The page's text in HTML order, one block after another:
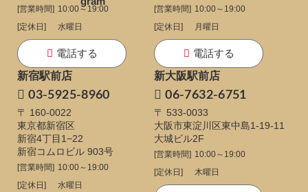
[営業時間] 10:00～19:00
[定休日]
水曜日
電話する
[営業時間] 10:00～19:00
[定休日]
月曜日
電話する
新宿駅前店
03-5925-8960
〒 160-0022
東京都新宿区
新宿4丁目1−22
新宿コムロビル 903号
[営業時間] 10:00～19:00
[定休日]
水曜日
新大阪駅前店
06-7632-6751
〒 533-0033
大阪市東淀川区東中島1-19-11
大城ビル2F
[営業時間] 10:00～19:00
[定休日]
木曜日